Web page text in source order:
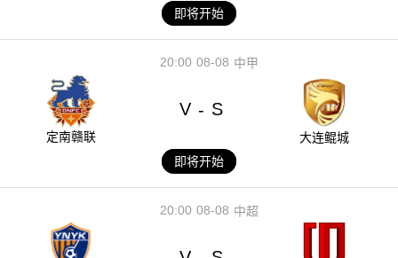
即将开始
08-08
20:00 中甲
定南赣联
V - S
大连鲲城
即将开始
08-08
20:00 中超